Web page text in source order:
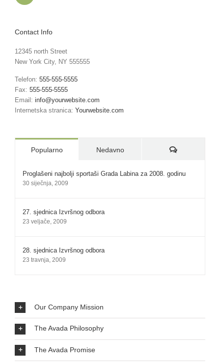
Contact Info
12345 north Street
New York City, NY 555555
Telefon: 555-555-5555
Fax: 555-555-5555
Email: info@yourwebsite.com
Internetska stranica: Yourwebsite.com
Popularno Nedavno Komentari:
Proglašeni najbolji sportaši Grada Labina za 2008. godinu
30 siječnja, 2009
27. sjednica Izvršnog odbora
23 veljače, 2009
28. sjednica Izvršnog odbora
23 travnja, 2009
Our Company Mission
The Avada Philosophy
The Avada Promise